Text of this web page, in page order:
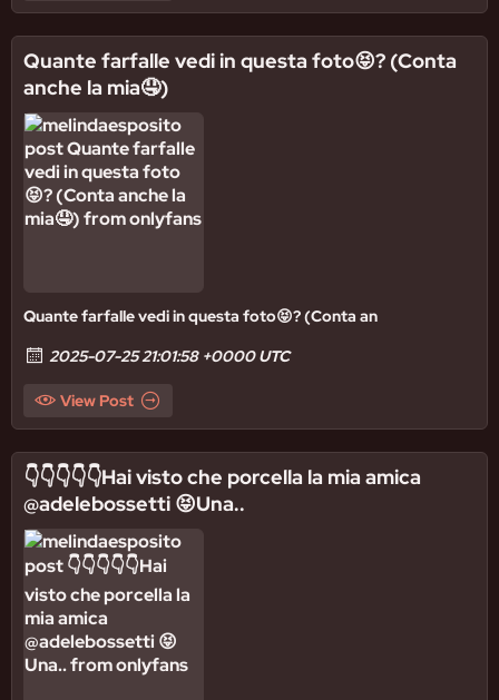
Quante farfalle vedi in questa foto😝? (Conta
anche la mia🤤)
Quante farfalle vedi in questa foto😝? (Conta an
2025-07-25 21:01:58 +0000 UTC
View Post
👇👇👇👇👇Hai visto che porcella la mia amica
@adelebossetti 😝Una..